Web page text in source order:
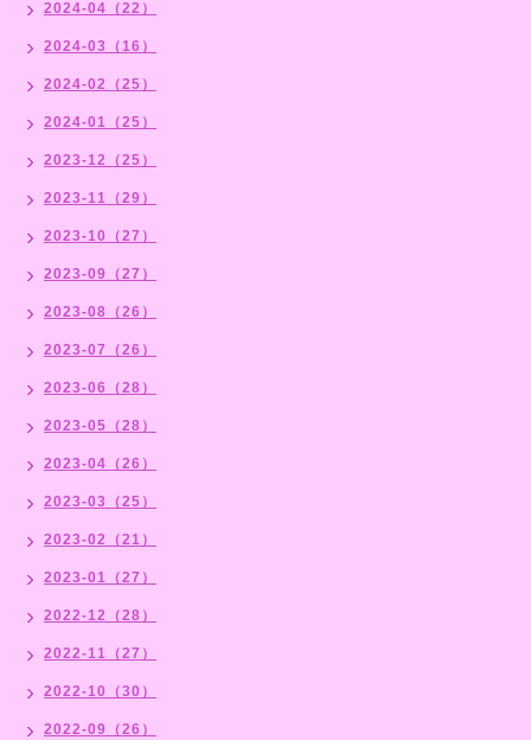
2024-04（22）
2024-03（16）
2024-02（25）
2024-01（25）
2023-12（25）
2023-11（29）
2023-10（27）
2023-09（27）
2023-08（26）
2023-07（26）
2023-06（28）
2023-05（28）
2023-04（26）
2023-03（25）
2023-02（21）
2023-01（27）
2022-12（28）
2022-11（27）
2022-10（30）
2022-09（26）